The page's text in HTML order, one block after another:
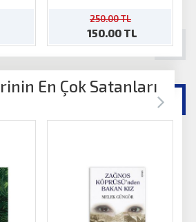
250.00 TL
150.00 TL
En Çok Satanları